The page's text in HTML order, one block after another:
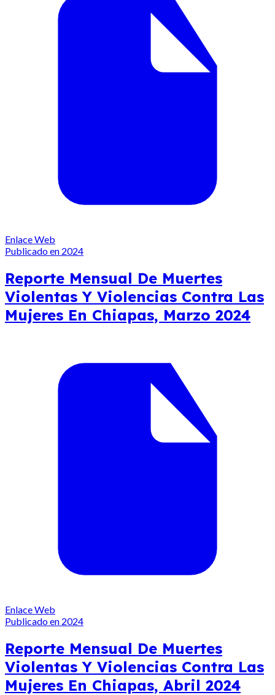
Enlace Web
Publicado en 2024
Reporte Mensual De Muertes
Violentas Y Violencias Contra Las
Mujeres En Chiapas, Marzo 2024
Enlace Web
Publicado en 2024
Reporte Mensual De Muertes
Violentas Y Violencias Contra Las
Mujeres En Chiapas, Abril 2024